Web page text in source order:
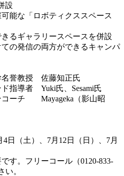
設
能な「ロボティクススペース
きるギャラリースペースを併設
の発信の両方ができるキャンパ
名誉教授 佐藤知正氏
ド指導者 Yuki氏、Sesami氏
コーチ Mayageka（影山昭
4日（土）、7月12日（日）、7月
す。フリーコール（0120-833-
い。